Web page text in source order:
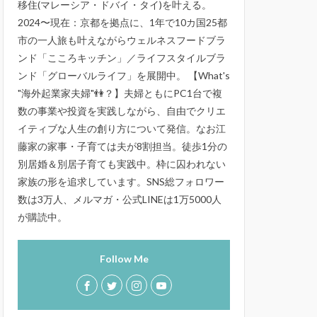
移住(マレーシア・ドバイ・タイ)を叶える。
2024〜現在：京都を拠点に、1年で10カ国25都
市の一人旅も叶えながらウェルネスフードブラ
ンド「こころキッチン」／ライフスタイルブラ
ンド「グローバルライフ」を展開中。 【What's
"海外起業家夫婦"👫？】夫婦ともにPC1台で複
数の事業や投資を実践しながら、自由でクリエ
イティブな人生の創り方について発信。なお江
藤家の家事・子育ては夫が8割担当。徒歩1分の
別居婚＆別居子育ても実践中。枠に囚われない
家族の形を追求しています。SNS総フォロワー
数は3万人、メルマガ・公式LINEは1万5000人
が購読中。
Follow Me